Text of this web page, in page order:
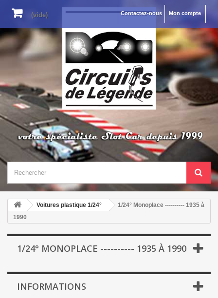
Mon compte
Contactez-nous
(vide)
Voitures plastique 1/24°
1/24° Monoplace ---------- 1935 à
1990
1/24° MONOPLACE ---------- 1935 À 1990
INFORMATIONS